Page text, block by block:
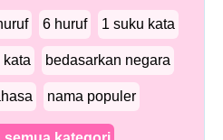
6 huruf 1 suku kata
kata bedasarkan negara
nama populer